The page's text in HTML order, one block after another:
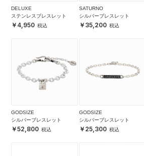
DELUXE
ステンレスブレスレット
4,950
SATURNO
シルバーブレスレット
35,200
GODSIZE
シルバーブレスレット
52,800
GODSIZE
シルバーブレスレット
25,300